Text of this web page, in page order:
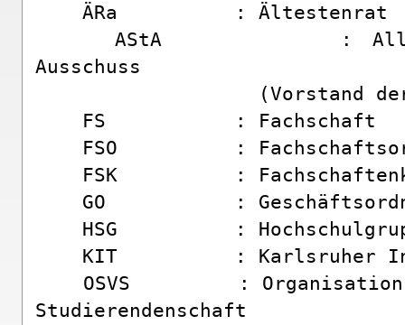
ÄRa          :
AStA         :
Ausschuss
(Vorstand der
FS           :
FSO          :
FSK          :
GO           :
HSG          :
KIT          : Karlsruher
OSVS         :
Studierendenschaft